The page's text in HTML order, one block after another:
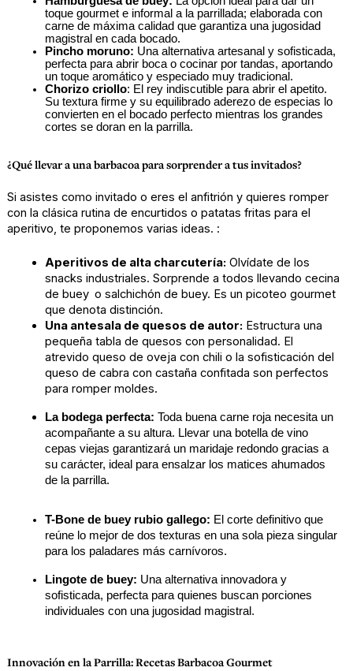
toque gourmet e informal a la parrillada; elaborada con
carne de máxima calidad que garantiza una jugosidad
magistral en cada bocado.
Pincho moruno: Una alternativa artesanal y sofisticada,
perfecta para abrir boca o cocinar por tandas, aportando
un toque aromático y especiado muy tradicional.
Chorizo criollo: El rey indiscutible para abrir el apetito.
Su textura firme y su equilibrado aderezo de especias lo
convierten en el bocado perfecto mientras los grandes
cortes se doran en la parrilla.
¿Qué llevar a una barbacoa para sorprender a tus invitados?
Si asistes como invitado o eres el anfitrión y quieres romper
con la clásica rutina de encurtidos o patatas fritas para el
aperitivo, te proponemos varias ideas. :
Aperitivos de alta charcutería: Olvídate de los
snacks industriales. Sorprende a todos llevando cecina
de buey o salchichón de buey. Es un picoteo gourmet
que denota distinción.
Una antesala de quesos de autor: Estructura una
pequeña tabla de quesos con personalidad. El
atrevido queso de oveja con chili
queso de cabra con castaña confitada son perfectos
para romper moldes.
La bodega perfecta: Toda buena carne roja necesita un
acompañante a su altura. Llevar una botella de vino
cepas viejas garantizará un maridaje redondo gracias a
su carácter, ideal para ensalzar los matices ahumados
de la parrilla.
T-Bone de buey rubio gallego: El corte definitivo que
reúne lo mejor de dos texturas en una sola pieza singular
para los paladares más carnívoros.
Lingote de buey: Una alternativa innovadora y
sofisticada, perfecta para quienes buscan porciones
individuales con una jugosidad magistral.
Innovación en la Parrilla: Recetas Barbacoa Gourmet